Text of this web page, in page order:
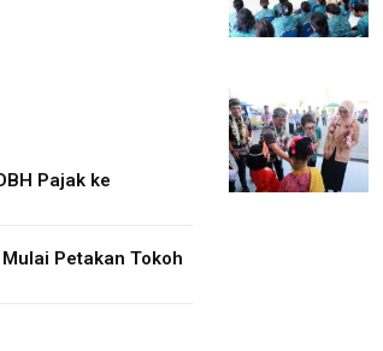
Pajak ke
Petakan Tokoh